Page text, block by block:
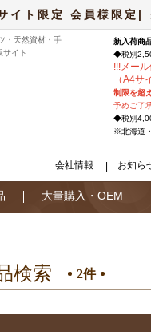
イト限定 会員様限定
・天然資材・手
サイト
新入荷商
◆税別
!!!メー
（A4サ
制限を超
予めご了
◆税別
※北海道
会社情報 お知ら
大量購入・OEM
検索 2件